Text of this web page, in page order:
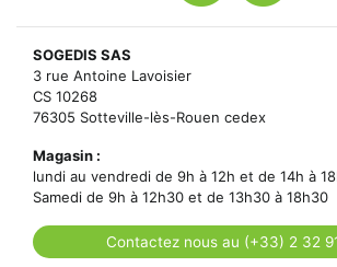
SOGEDIS SAS
3 rue Antoine Lavoisier
CS 10268
76305 Sotteville-lès-Rouen cedex
Magasin :
lundi au vendredi de 9h à 12h et de 14h à
Samedi de 9h à 12h30 et de 13h30 à 18h30
Contactez nous au (+33) 2 32